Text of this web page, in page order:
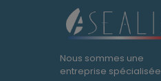
Nous sommes une
entreprise spécialisée